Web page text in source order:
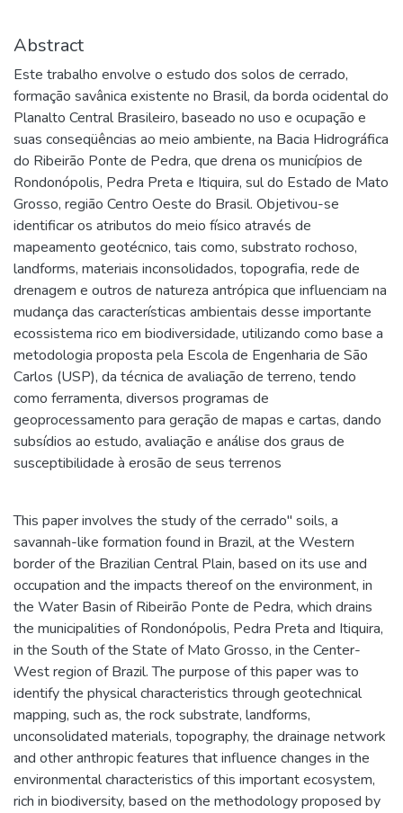
Abstract
Este trabalho envolve o estudo dos solos de cerrado,
formação savânica existente no Brasil, da borda ocidental do
Planalto Central Brasileiro, baseado no uso e ocupação e
suas conseqüências ao meio ambiente, na Bacia Hidrográfica
do Ribeirão Ponte de Pedra, que drena os municípios de
Rondonópolis, Pedra Preta e Itiquira, sul do Estado de Mato
Grosso, região Centro Oeste do Brasil. Objetivou-se
identificar os atributos do meio físico através de
mapeamento geotécnico, tais como, substrato rochoso,
landforms, materiais inconsolidados, topografia, rede de
drenagem e outros de natureza antrópica que influenciam na
mudança das características ambientais desse importante
ecossistema rico em biodiversidade, utilizando como base a
metodologia proposta pela Escola de Engenharia de São
Carlos (USP), da técnica de avaliação de terreno, tendo
como ferramenta, diversos programas de
geoprocessamento para geração de mapas e cartas, dando
subsídios ao estudo, avaliação e análise dos graus de
susceptibilidade à erosão de seus terrenos
This paper involves the study of the cerrado" soils, a
savannah-like formation found in Brazil, at the Western
border of the Brazilian Central Plain, based on its use and
occupation and the impacts thereof on the environment, in
the Water Basin of Ribeirão Ponte de Pedra, which drains
the municipalities of Rondonópolis, Pedra Preta and Itiquira,
in the South of the State of Mato Grosso, in the Center-
West region of Brazil. The purpose of this paper was to
identify the physical characteristics through geotechnical
mapping, such as, the rock substrate, landforms,
unconsolidated materials, topography, the drainage network
and other anthropic features that influence changes in the
environmental characteristics of this important ecosystem,
rich in biodiversity, based on the methodology proposed by